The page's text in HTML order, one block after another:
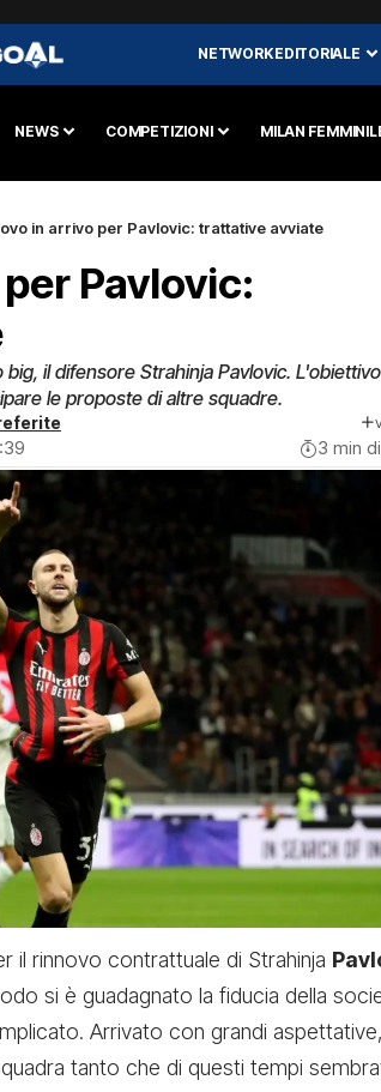
NETWORK EDITORIALE
NEWS COMPETIZIONI MILAN
in arrivo per Pavlovic: trattative avviate
Pavlovic:
il difensore Strahinja Pavlovic.
le proposte di altre squadre.
3 min
il rinnovo contrattuale di Strahinja
si è guadagnato la fiducia della
Arrivato con grandi
tanto che di questi tempi